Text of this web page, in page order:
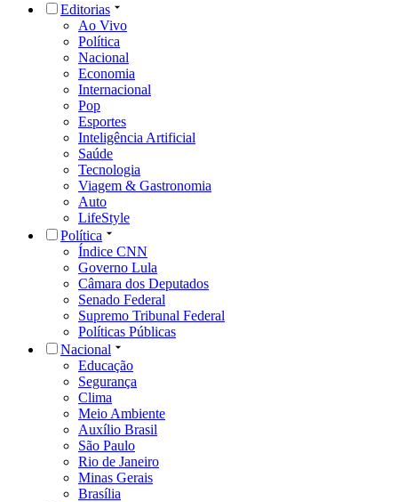
Editorias
Ao Vivo
Política
Nacional
Economia
Internacional
Pop
Esportes
Inteligência Artificial
Saúde
Tecnologia
Viagem & Gastronomia
Auto
LifeStyle
Política
Índice CNN
Governo Lula
Câmara dos Deputados
Senado Federal
Supremo Tribunal Federal
Políticas Públicas
Nacional
Educação
Segurança
Clima
Meio Ambiente
Auxílio Brasil
São Paulo
Rio de Janeiro
Minas Gerais
Brasília